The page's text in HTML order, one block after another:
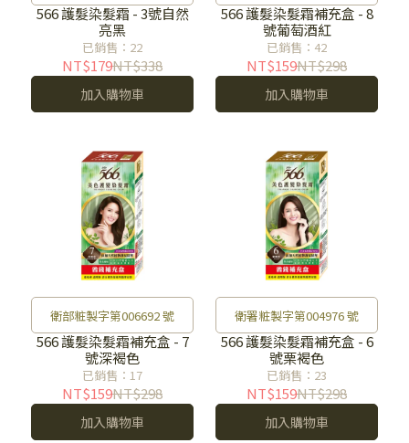
566 護髮染髮霜 - 3號自然
亮黑
已銷售：22
NT$179NT$338
加入購物車
566 護髮染髮霜補充盒 - 8
號葡萄酒紅
已銷售：42
NT$159NT$298
加入購物車
衛部粧製字第006692 號
566 護髮染髮霜補充盒 - 7
號深褐色
已銷售：17
NT$159NT$298
加入購物車
衛署粧製字第004976 號
566 護髮染髮霜補充盒 - 6
號栗褐色
已銷售：23
NT$159NT$298
加入購物車